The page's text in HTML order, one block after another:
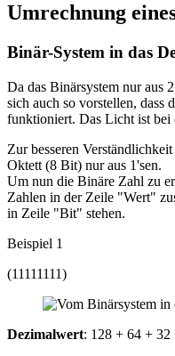
Umrechnung
Binär-System in das
Da das Binärsystem nur aus
sich auch so vorstellen, dass
funktioniert. Das Licht ist bei
Zur besseren
Oktett (8 Bit) nur aus 1'sen.
Um nun die Binäre Zahl zu
Zahlen in der Zeile "Wert"
in Zeile "Bit" stehen.
Beispiel 1
(11111111)
Dezimalwert: 128 + 64 +